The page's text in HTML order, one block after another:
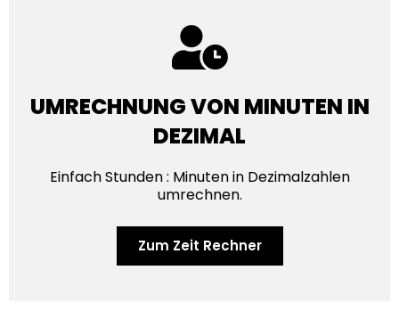
UMRECHNUNG VON MINUTEN IN
DEZIMAL
Einfach Stunden : Minuten in Dezimalzahlen
umrechnen.
Zum Zeit Rechner